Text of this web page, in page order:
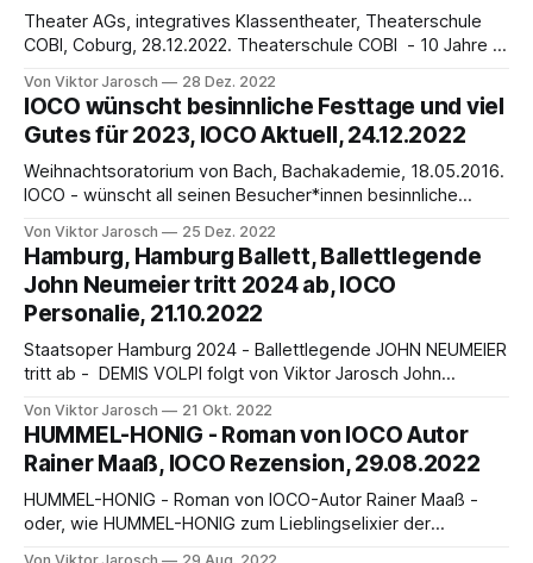
Theater AGs, integratives Klassentheater, Theaterschule
COBI, Coburg, 28.12.2022. Theaterschule COBI - 10 Jahre -
begleitet die Theaterschule COBI und ihre Leiterin Nicole
Strehl im oberfränkischen Coburg seit Anfang 2021. Über
Theater AGs, integratives Klassentheater,
Kulturwerkstätten, Motto „Theater macht Spaß“, werden in
der
Von Viktor Jarosch 28 Dez. 2022
IOCO wünscht besinnliche Festtage und viel
Gutes für 2023, IOCO Aktuell, 24.12.2022
Weihnachtsoratorium von Bach, Bachakademie, 18.05.2016.
IOCO - wünscht all seinen Besucher*innen besinnliche
»Weihnachtsoratorium« Teile I-III & VI | Gaechinger Cantorey
| Hans-Christoph Rademann youtube Bachakademie [ Mit
erweitertem Datenschutz eingebettet ] Mehr bei IOCO
„18.05.2016“ · „23.04.2016“ · Lübeck, Theater Lübeck,
Von Viktor Jarosch 25 Dez. 2022
Hamburg, Hamburg Ballett, Ballettlegende
John Neumeier tritt 2024 ab, IOCO
Personalie, 21.10.2022
Staatsoper Hamburg 2024 - Ballettlegende JOHN NEUMEIER
tritt ab - DEMIS VOLPI folgt von Viktor Jarosch John
Ballettdirektor und Chefchoreograf des Hamburg Ballett.
Seit 1996 auch als Ballettintendant an der Staatsoper
Hamburg tätig: Eine Ballettlegende der besonderen Art.
1963 hatte ihn eine andere Balletlegende,
Von Viktor Jarosch 21 Okt. 2022
HUMMEL-HONIG - Roman von IOCO Autor
Rainer Maaß, IOCO Rezension, 29.08.2022
HUMMEL-HONIG - Roman von IOCO-Autor Rainer Maaß -
oder, wie HUMMEL-HONIG zum Lieblingselixier der
Von Viktor Jarosch 29 Aug. 2022